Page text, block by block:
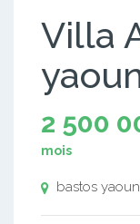
Villa
2 500
mois
bastos